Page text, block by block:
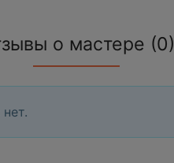
о мастере (0)